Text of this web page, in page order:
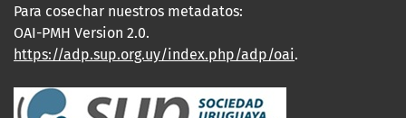
Para cosechar nuestros metadatos:
OAI-PMH Version 2.0.
https://adp.sup.org.uy/index.php/adp/oai.